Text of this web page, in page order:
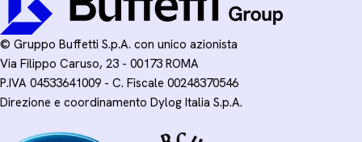
© Gruppo Buffetti S.p.A. con unico azionista
Via Filippo Caruso, 23 - 00173 ROMA
P.IVA 04533641009 - C. Fiscale 00248370546
Direzione e coordinamento Dylog Italia S.p.A.